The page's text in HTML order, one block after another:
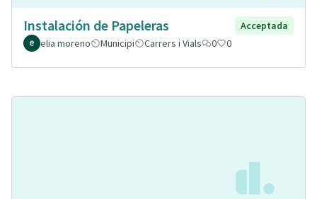
Instalación de Papeleras
Acceptada
elia moreno
Municipi Carrers i Vials 0 0